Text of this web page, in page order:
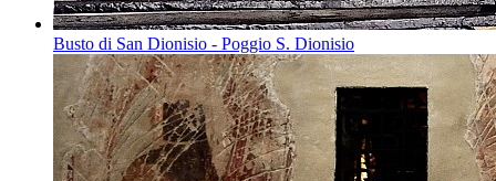
Busto di San Dionisio - Poggio S. Dionisio